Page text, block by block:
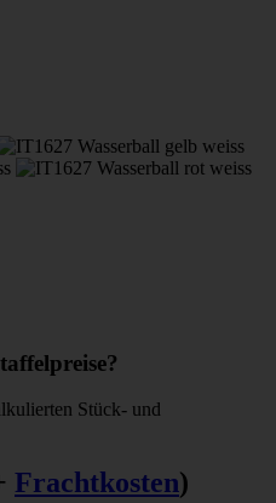
Stück- und
Frachtkosten)